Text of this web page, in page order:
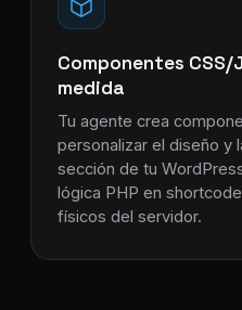
Componentes
medida
Tu agente crea
personalizar el diseño y
sección de tu
lógica PHP en
físicos del servidor.